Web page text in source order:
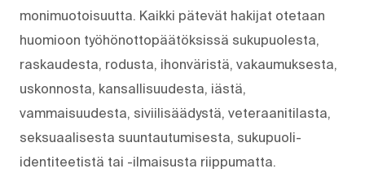
monimuotoisuutta. Kaikki pätevät hakijat otetaan
huomioon työhönottopäätöksissä sukupuolesta,
raskaudesta, rodusta, ihonväristä, vakaumuksesta,
uskonnosta, kansallisuudesta, iästä,
vammaisuudesta, siviilisäädystä, veteraanitilasta,
seksuaalisesta suuntautumisesta, sukupuoli-
identiteetistä tai -ilmaisusta riippumatta.